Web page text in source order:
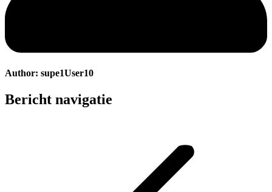
Author: supe1User10
Bericht navigatie